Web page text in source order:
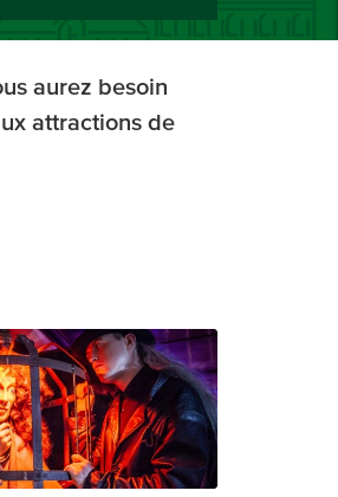
aurez besoin
attractions de